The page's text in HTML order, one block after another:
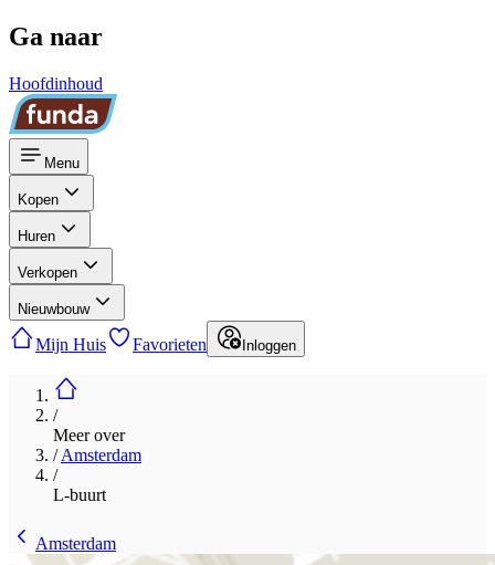
Ga naar
Hoofdinhoud
Menu
Kopen
Huren
Verkopen
Nieuwbouw
Mijn Huis Favorieten Inloggen
/
Meer over
/Amsterdam
/
L-buurt
Amsterdam